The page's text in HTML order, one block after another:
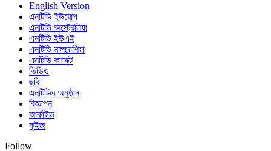
English Version
এনটিভি ইউরোপ
এনটিভি অস্ট্রেলিয়া
এনটিভি ইউএই
এনটিভি মালয়েশিয়া
এনটিভি কানেক্ট
ভিডিও
ছবি
এনটিভির অনুষ্ঠান
বিজ্ঞাপন
আর্কাইভ
কুইজ
Follow